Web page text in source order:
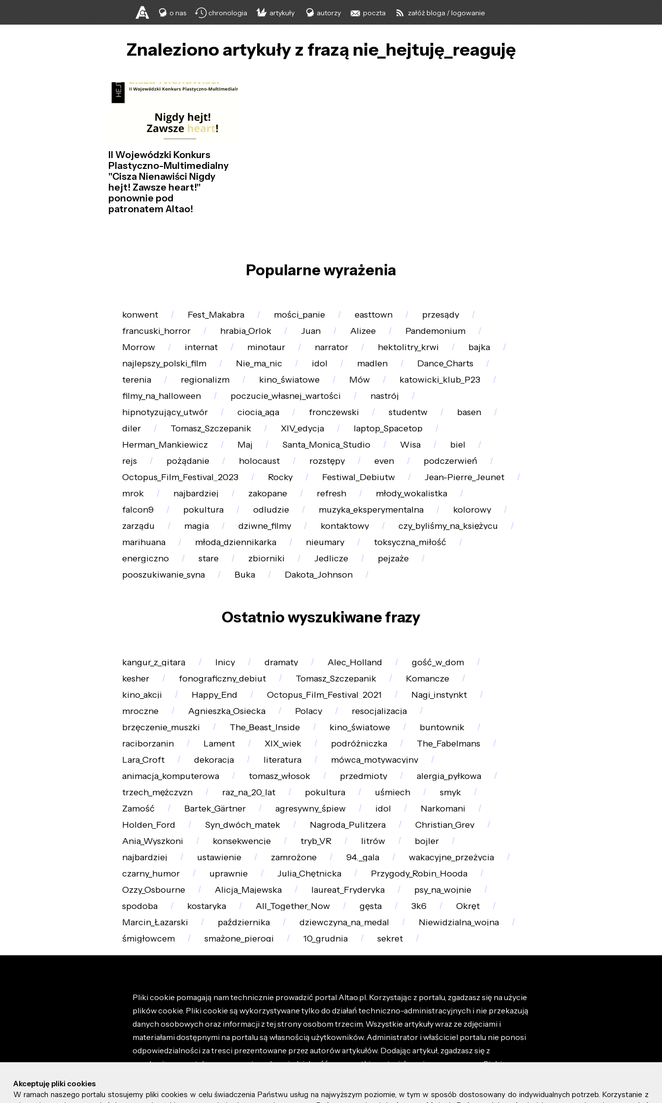
o nas chronologia artykuły autorzy poczta załóż bloga / logowanie
Znaleziono artykuły z frazą nie_hejtuję_reaguję
II Wojewódzki Konkurs
Plastyczno-Multimedialny
"Cisza Nienawiści Nigdy
hejt! Zawsze heart!"
ponownie pod
patronatem Altao!
Popularne wyrażenia
konwent Fest_Makabra mości_panie easttown
przesądy
francuski_horror
hrabia_Orlok Juan Alizee
Pandemonium
Morrow
internat minotaur narrator hektolitry_krwi
bajka
najlepszy_polski_film
Nie_ma_nic idol madlen
Dance_Charts
terenia
regionalizm kino_światowe Mów
katowicki_klub_P23
filmy_na_halloween
poczucie_własnej_wartości
nastrój
hipnotyzujący_utwór
ciocia_aga fronczewski studentw
basen
diler
Tomasz_Szczepanik XIV_edycja
laptop_Spacetop
Herman_Mankiewicz
Maj Santa_Monica_Studio Wisa
biel
rejs
pożądanie holocaust rozstępy even
podczerwień
Octopus_Film_Festival_2023
Rocky Festiwal_Debiutw
Jean-Pierre_Jeunet
mrok
najbardziej zakopane refresh
młody_wokalistka
falcon9
pokultura odludzie muzyka_eksperymentalna
kolorowy
zarządu
magia dziwne_filmy kontaktowy
czy_byliśmy_na_księżycu
marihuana
młoda_dziennikarka nieumary
toksyczna_miłość
energiczno
stare zbiorniki Jedlicze
pejzaże
pooszukiwanie_syna
Buka Dakota_Johnson
Ostatnio wyszukiwane frazy
kangur_z_gitarą lnicy dramaty Alec_Holland
gość_w_dom
kesher
fonograficzny_debiut Tomasz_Szczepanik
Komancze
kino_akcji
Happy_End Octopus_Film_Festival_2021
Nagi_instynkt
mroczne
Agnieszka_Osiecka Polacy
resocjalizacja
brzęczenie_muszki
The_Beast_Inside kino_światowe
buntownik
raciborzanin
Lament XIX_wiek podróżniczka
The_Fabelmans
Lara_Croft
dekoracja literatura
mówca_motywacyjny
animacja_komputerowa
tomasz_włosok przedmioty
alergia_pyłkowa
trzech_mężczyzn
raz_na_20_lat pokultura uśmiech
smyk
Zamość
Bartek_Gärtner agresywny_śpiew idol
Narkomani
Holden_Ford
Syn_dwóch_matek Nagroda_Pulitzera
Christian_Grey
Ania_Wyszkoni
konsekwencje tryb_VR litrów
bojler
najbardziej
ustawienie zamrożone 94._gala
wakacyjne_przeżycia
czarny_humor
uprawnie Julia_Chętnicka
Przygody_Robin_Hooda
Ozzy_Osbourne
Alicja_Majewska laureat_Fryderyka
psy_na_wojnie
spodoba
kostaryka All_Together_Now gęsta 3k6
Okręt
Marcin_Łazarski
października dziewczyna_na_medal
Niewidzialna_wojna
śmigłowcem
smażone_pierogi 10_grudnia sekret
Pliki cookie pomagają nam technicznie prowadzić portal Altao.pl. Korzystając z portalu, zgadzasz się na użycie
plików cookie. Pliki cookie są wykorzystywane tylko do działań techniczno-administracyjnych i nie przekazują
danych osobowych oraz informacji z tej strony osobom trzecim. Wszystkie artykuły wraz ze zdjęciami i
materiałami dostępnymi na portalu są własnością użytkowników. Administrator i właściciel portalu nie ponosi
odpowiedzialności za tresci prezentowane przez autorów artykułów. Dodając artykuł, zgadzasz się z
regulaminem portalu oraz ponosisz odpowiedzialność za wszystkie materiały umieszczone przez Ciebie na
Akceptuję pliki cookies
W ramach naszego portalu stosujemy pliki cookies w celu świadczenia Państwu usług na najwyższym poziomie, w tym w sposób dostosowany do indywidualnych potrzeb. Korzystanie z